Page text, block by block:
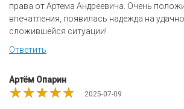
права от Артема Андреевича. Очень
впечатления, появилась надежда на
сложившейся ситуации!
Ответить
Артём Опарин
2025-07-09
★★★★★
★★★★★
★★★★★